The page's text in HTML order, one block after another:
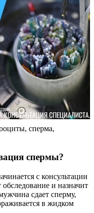
сперма,
спермы?
с консультации
и назначит
сдает сперму,
в жидком